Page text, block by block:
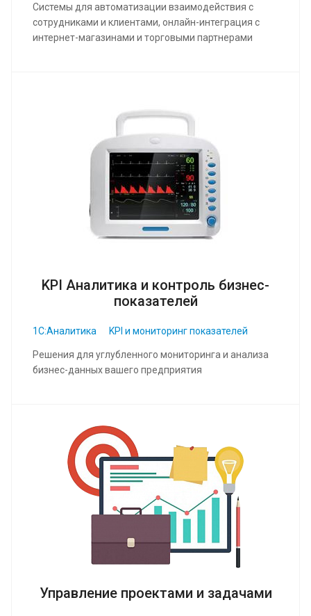
Системы для автоматизации взаимодействия с
сотрудниками и клиентами, онлайн-интеграция с
интернет-магазинами и торговыми партнерами
KPI Аналитика и контроль бизнес-
показателей
1С:Аналитика KPI и мониторинг показателей
Решения для углубленного мониторинга и анализа
бизнес-данных вашего предприятия
Управление проектами и задачами